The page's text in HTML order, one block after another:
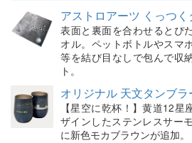
アストロアーツ くっつ
表面と裏面を合わせるとぴ
オル。ペットボトルやスマ
等を結び目なしで包んで収
ト。
オリジナル 天文タンブラ
【星空に乾杯！】黄道12
ザインしたステンレスサー
に新色モカブラウンが追加。